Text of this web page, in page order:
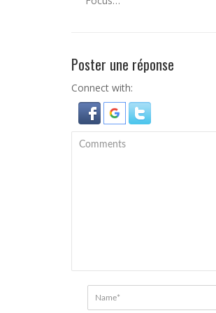
Poster une réponse
Connect with: